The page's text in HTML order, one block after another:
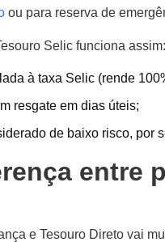
ou para reserva de
Selic funciona assim:
à taxa Selic (rende
resgate em dias úteis;
de baixo risco, por
entre
e Tesouro Direto vai